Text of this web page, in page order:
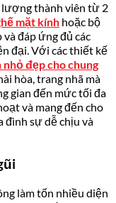
lượng thành viên từ 2
mặt kính hoặc bộ
đáp ứng đủ các
đại. Với các thiết kế
nhỏ đẹp cho chung
hòa, trang nhã mà
gian đến mức tối đa
và mang đến cho
đình sự dễ chịu và
làm tốn nhiều diện